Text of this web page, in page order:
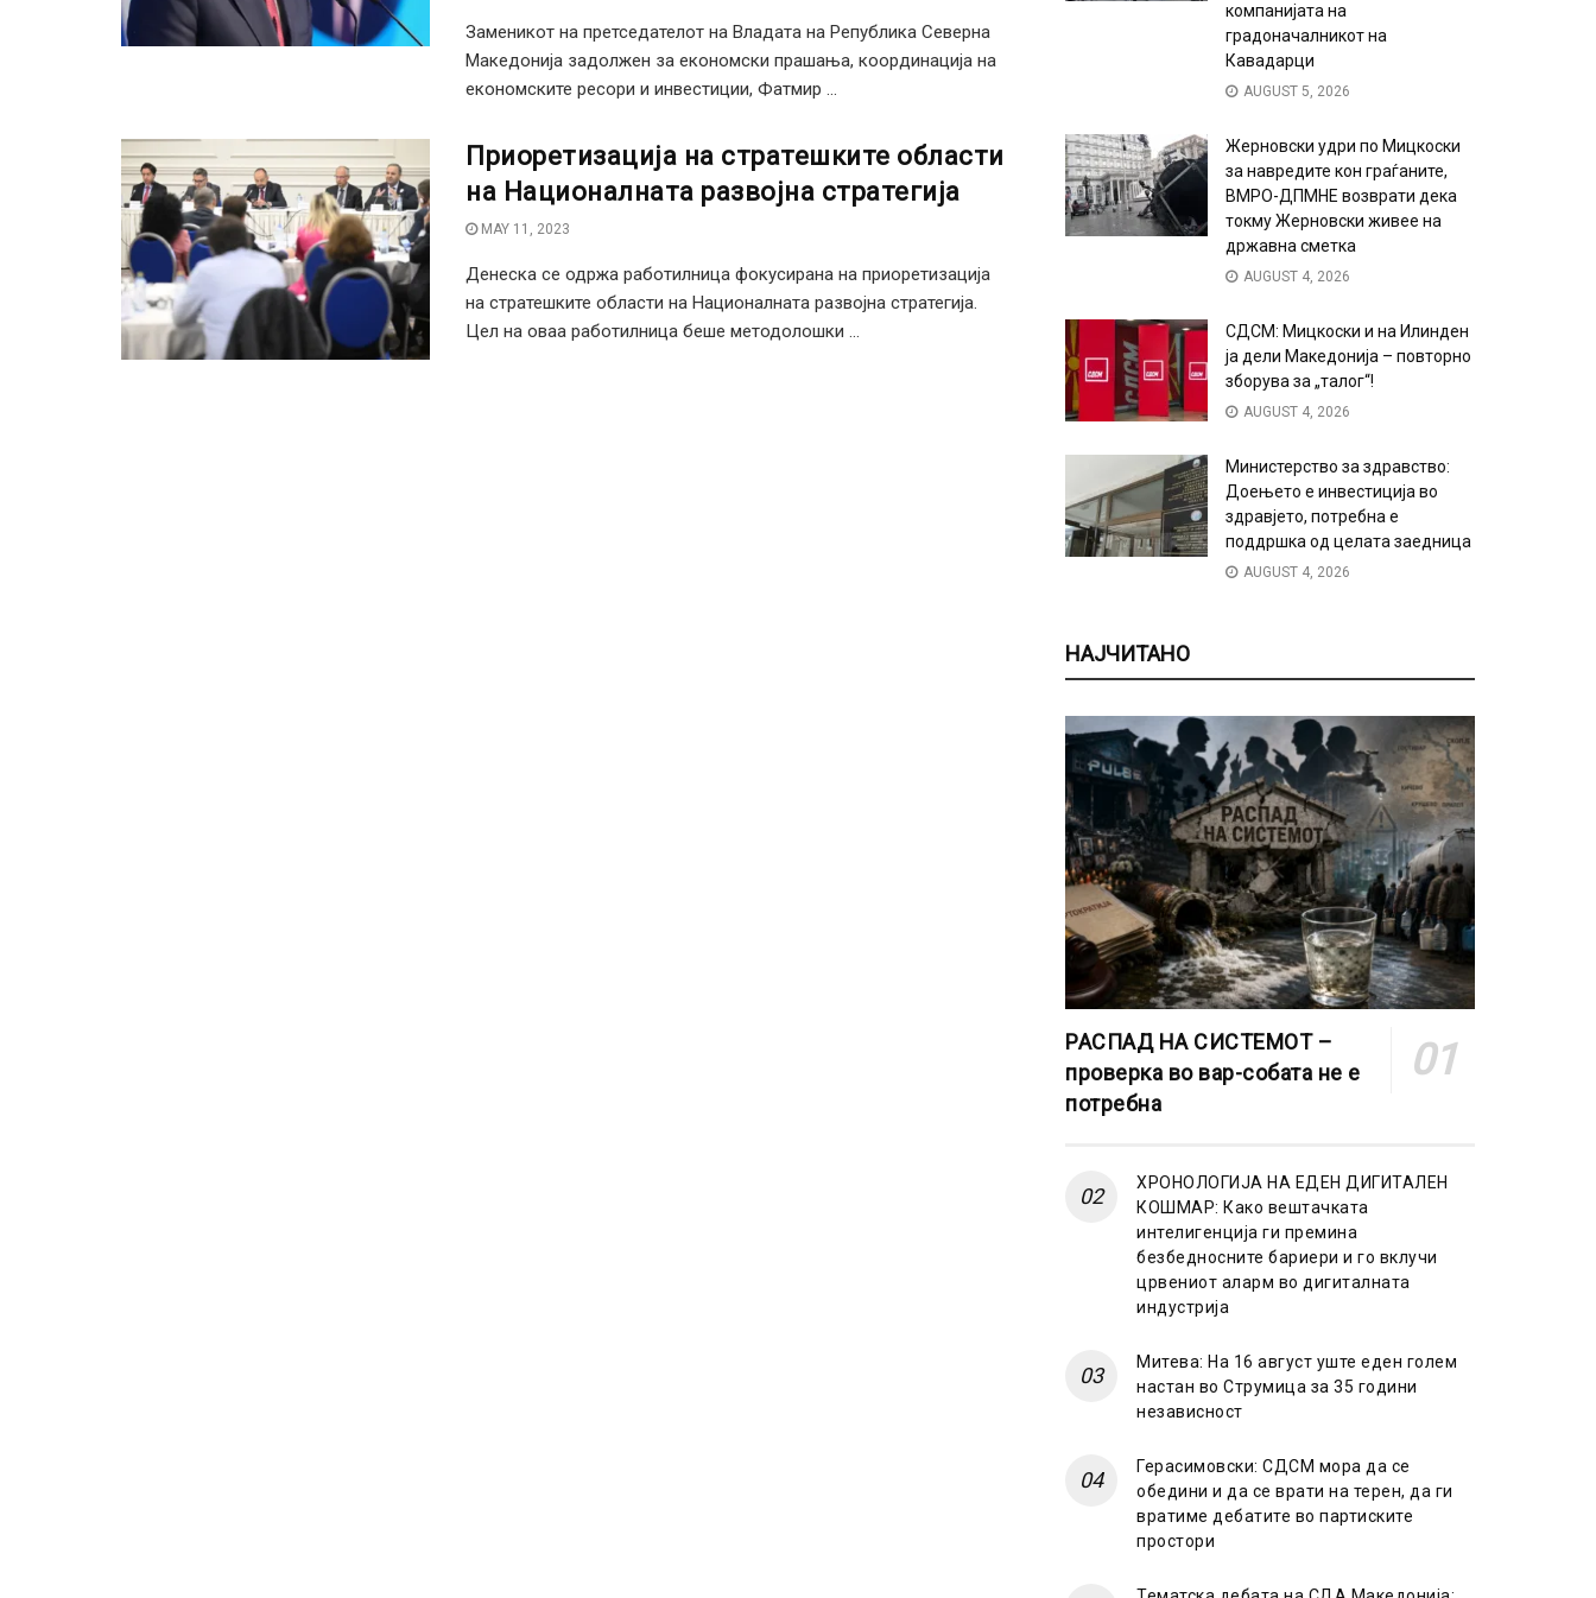
Заменикот на претседателот на Владата на Република Северна
Македонија задолжен за економски прашања, координација на
економските ресори и инвестиции, Фатмир ...
Приоретизација на стратешките области
на Националната развојна стратегија
MAY 11, 2023
Денеска се одржа работилница фокусирана на приоретизација
на стратешките области на Националната развојна стратегија.
Цел на оваа работилница беше методолошки ...
компанијата на
градоначалникот на
Кавадарци
AUGUST 5, 2026
Жерновски удри по Мицкоски
за навредите кон граѓаните,
ВМРО-ДПМНЕ возврати дека
токму Жерновски живее на
државна сметка
AUGUST 4, 2026
СДСМ: Мицкоски и на Илинден
ја дели Македонија – повторно
зборува за „талог“!
AUGUST 4, 2026
Министерство за здравство:
Доењето е инвестиција во
здравјето, потребна е
поддршка од целата заедница
AUGUST 4, 2026
НАЈЧИТАНО
РАСПАД НА СИСТЕМОТ –
проверка во вар-собата не е
потребна
ХРОНОЛОГИЈА НА ЕДЕН ДИГИТАЛЕН
КОШМАР: Како вештачката
интелигенција ги премина
безбедносните бариери и го вклучи
црвениот аларм во дигиталната
индустрија
Митева: На 16 август уште еден голем
настан во Струмица за 35 години
независност
Герасимовски: СДСМ мора да се
обедини и да се врати на терен, да ги
вратиме дебатите во партиските
простори